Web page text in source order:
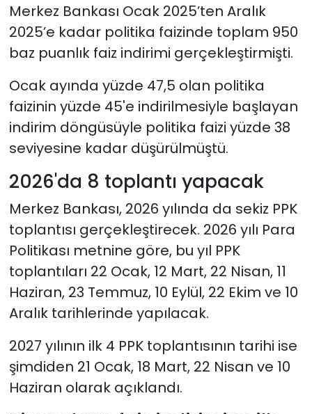
Merkez Bankası Ocak 2025’ten Aralık
2025’e kadar politika faizinde toplam 950
baz puanlık faiz indirimi gerçekleştirmişti.
Ocak ayında yüzde 47,5 olan politika
faizinin yüzde 45'e indirilmesiyle başlayan
indirim döngüsüyle politika faizi yüzde 38
seviyesine kadar düşürülmüştü.
2026'da 8 toplantı yapacak
Merkez Bankası, 2026 yılında da sekiz PPK
toplantısı gerçekleştirecek. 2026 yılı Para
Politikası metnine göre, bu yıl PPK
toplantıları 22 Ocak, 12 Mart, 22 Nisan, 11
Haziran, 23 Temmuz, 10 Eylül, 22 Ekim ve 10
Aralık tarihlerinde yapılacak.
2027 yılının ilk 4 PPK toplantısının tarihi ise
şimdiden 21 Ocak, 18 Mart, 22 Nisan ve 10
Haziran olarak açıklandı.